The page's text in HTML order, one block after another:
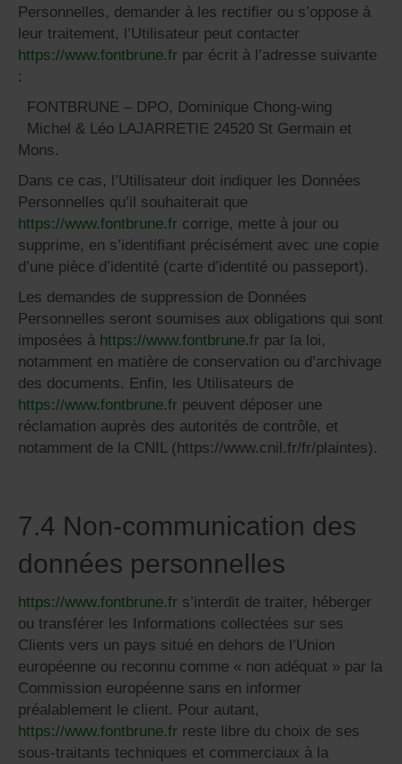
Personnelles, demander à les rectifier ou s’oppose à
leur traitement, l’Utilisateur peut contacter
https://www.fontbrune.fr par écrit à l’adresse suivante
:
FONTBRUNE – DPO, Dominique Chong-wing
Michel & Léo LAJARRETIE 24520 St Germain et
Mons.
Dans ce cas, l’Utilisateur doit indiquer les Données
Personnelles qu’il souhaiterait que
https://www.fontbrune.fr corrige, mette à jour ou
supprime, en s’identifiant précisément avec une copie
d’une pièce d’identité (carte d’identité ou passeport).
Les demandes de suppression de Données
Personnelles seront soumises aux obligations qui sont
imposées à https://www.fontbrune.fr par la loi,
notamment en matière de conservation ou d’archivage
des documents. Enfin, les Utilisateurs de
https://www.fontbrune.fr peuvent déposer une
réclamation auprès des autorités de contrôle, et
notamment de la CNIL (https://www.cnil.fr/fr/plaintes).
7.4 Non-communication des
données personnelles
https://www.fontbrune.fr s’interdit de traiter, héberger
ou transférer les Informations collectées sur ses
Clients vers un pays situé en dehors de l’Union
européenne ou reconnu comme « non adéquat » par la
Commission européenne sans en informer
préalablement le client. Pour autant,
https://www.fontbrune.fr reste libre du choix de ses
sous-traitants techniques et commerciaux à la